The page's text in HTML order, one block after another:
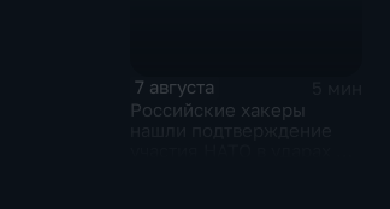
7 августа
Российские хакеры